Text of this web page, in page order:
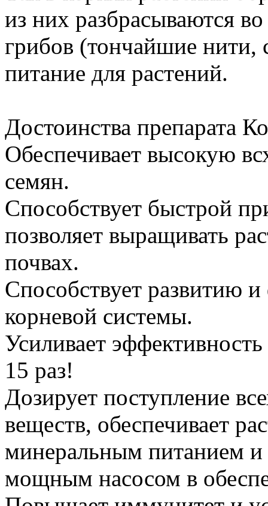
из них разбрасываются
грибов (тончайшие нити,
питание для растений.
Достоинства препарата
Обеспечивает высокую
семян.
Способствует быстрой
позволяет выращивать
почвах.
Способствует развитию
корневой системы.
Усиливает
15 раз!
Дозирует поступление
веществ, обеспечивает
минеральным питанием
мощным насосом в